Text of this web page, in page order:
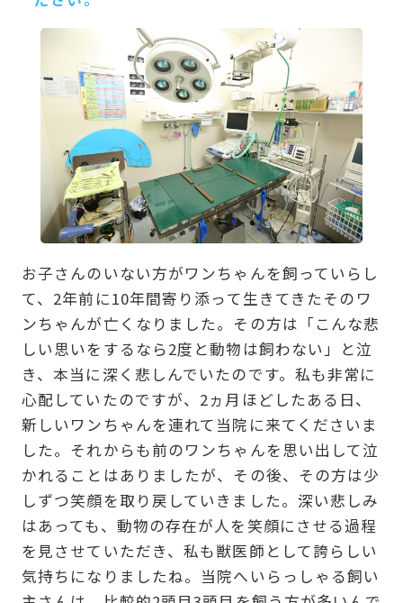
お子さんのいない方がワンちゃんを飼っていらし
て、2年前に10年間寄り添って生きてきたそのワ
ンちゃんが亡くなりました。その方は「こんな悲
しい思いをするなら2度と動物は飼わない」と泣
き、本当に深く悲しんでいたのです。私も非常に
心配していたのですが、2ヵ月ほどしたある日、
新しいワンちゃんを連れて当院に来てくださいま
した。それからも前のワンちゃんを思い出して泣
かれることはありましたが、その後、その方は少
しずつ笑顔を取り戻していきました。深い悲しみ
はあっても、動物の存在が人を笑顔にさせる過程
を見させていただき、私も獣医師として誇らしい
気持ちになりましたね。当院へいらっしゃる飼い